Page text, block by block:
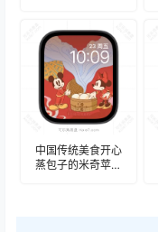
中国传统美食开心
蒸包子的米奇苹果